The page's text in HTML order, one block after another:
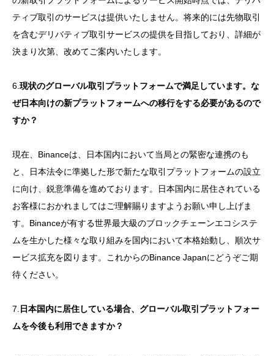
ティブ取引のサービスは提供いたしません。将来的には先物取引
を含むデリバティブ取引サービスの提供を目指しており、詳細が
決まり次第、改めてご案内いたします。
6. 現状のグローバル取引プラットフォームで満足しています。な
ぜ日本向けの新プラットフォームへの移行をする必要があるので
すか？
現在、Binanceは、日本国内において当局との緊密な連携のも
と、日本法令に準拠した形で新たな取引プラットフォームの設立
に向け、鋭意準備を進めております。日本国内に居住されている
お客様におかれましてはご理解賜りますようお願い申し上げま
す。Binanceが有する世界最大級のブロックチェーンエコシステ
ムを生かした様々な取り組みを国内において本格始動し、順次サ
ービス拡充を図ります。これからのBinance Japanにどうぞご期
待ください。
7. 日本国内に居住している場合、グローバル取引プラットフォー
ムを今後も利用できますか？